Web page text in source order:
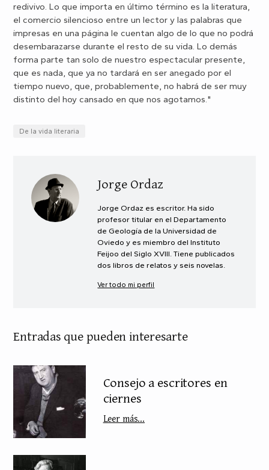
redivivo. Lo que importa en último término es la literatura,
el comercio silencioso entre un lector y las palabras que
impresas en una página le cuentan algo de lo que no podrá
desembarazarse durante el resto de su vida. Lo demás
forma parte tan solo de nuestro espectacular presente,
que es nada, que ya no tardará en ser anegado por el
tiempo nuevo, que, probablemente, no habrá de ser muy
distinto del hoy cansado en que nos agotamos."
De la vida literaria
Jorge Ordaz
Jorge Ordaz es escritor. Ha sido
profesor titular en el Departamento
de Geología de la Universidad de
Oviedo y es miembro del Instituto
Feijoo del Siglo XVIII. Tiene publicados
dos libros de relatos y seis novelas.
Ver todo mi perfil
Entradas que pueden interesarte
Consejo a escritores en
ciernes
Leer más...